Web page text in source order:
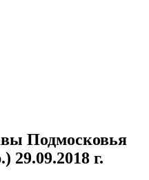
Подмосковья
29.09.2018 г.